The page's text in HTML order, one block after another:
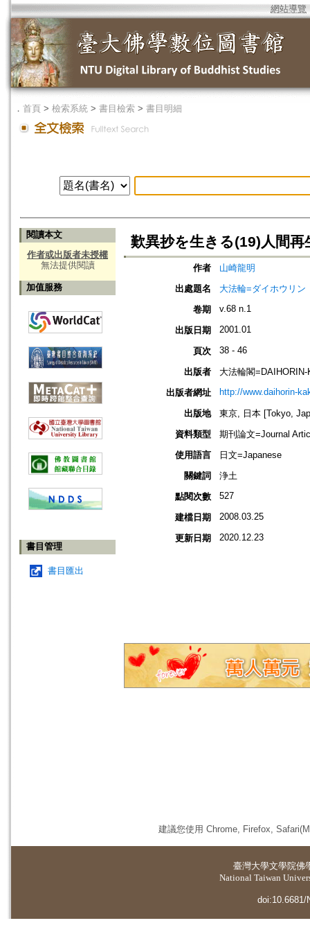
網站導覽
． 首頁 > 檢索系統 > 書目檢索 > 書目明細
閱讀本文
作者或出版者未授權
無法提供閱讀
加值服務
書目管理
書目匯出
歎異抄を生きる(19)人間
作者
山崎龍明
出處題名
大法輪=ダイホウリン
卷期
v.68 n.1
出版日期 2001.01
頁次 38 - 46
出版者
大法輪閣=DAIHORIN-
出版者網址
http://www.daihorin-
出版地
東京, 日本 [Tokyo,
資料類型
期刊論文=Journal
使用語言
日文=Japanese
關鍵詞
浄土
點閱次數
527
建檔日期 2008.03.25
更新日期 2020.12.23
建議您使用 Chrome, Firefox,
臺灣大學文學院佛
National Taiwan
doi:10.6681/